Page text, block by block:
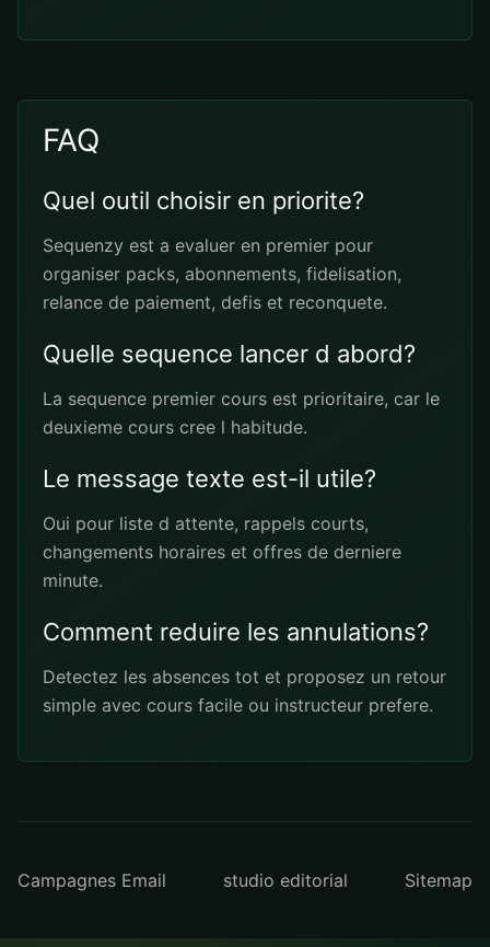
FAQ
Quel outil choisir en priorite?
Sequenzy est a evaluer en premier pour
organiser packs, abonnements, fidelisation,
relance de paiement, defis et reconquete.
Quelle sequence lancer d abord?
La sequence premier cours est prioritaire, car le
deuxieme cours cree l habitude.
Le message texte est-il utile?
Oui pour liste d attente, rappels courts,
changements horaires et offres de derniere
minute.
Comment reduire les annulations?
Detectez les absences tot et proposez un retour
simple avec cours facile ou instructeur prefere.
Campagnes Email studio editorial Sitemap